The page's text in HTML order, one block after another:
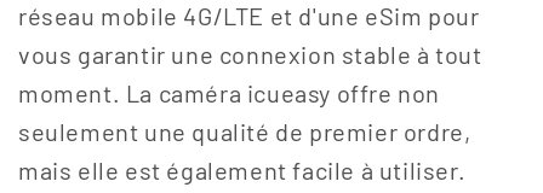
réseau mobile 4G/LTE et d'une eSim pour
vous garantir une connexion stable à tout
moment. La caméra icueasy offre non
seulement une qualité de premier ordre,
mais elle est également facile à utiliser.